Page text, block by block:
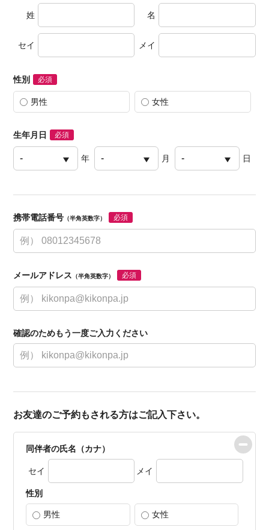
姓 名
セイ メイ
性別 必須
男性 女性
生年月日 必須
年 月 日
携帯電話番号 （半角英数字） 必須
メールアドレス （半角英数字） 必須
確認のためもう一度ご入力ください
お友達のご予約もされる方はご記入下さい。
同伴者の氏名（カナ）
セイ メイ
性別
男性 女性